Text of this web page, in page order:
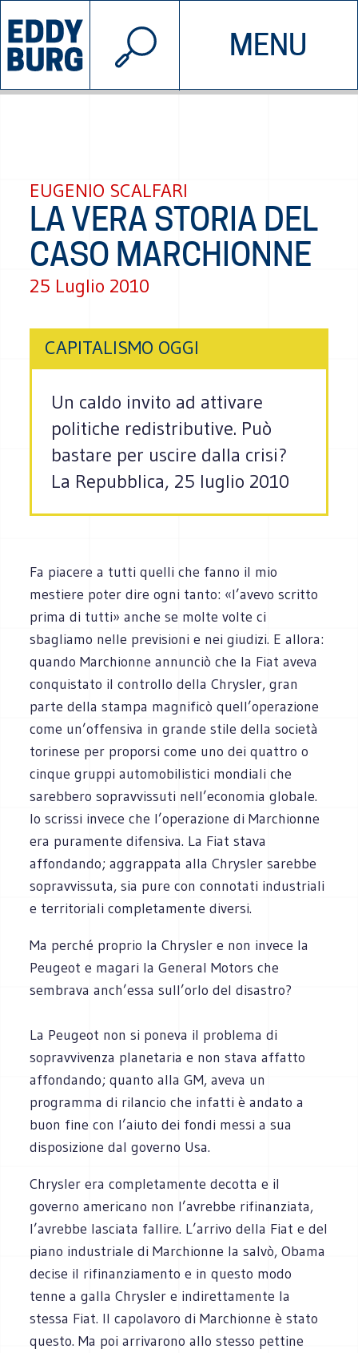
MENU
INIZIATIVE CHI SIAMO
© 2026 EDDYBURG
EUGENIO SCALFARI
LA VERA STORIA DEL
CASO MARCHIONNE
25 Luglio 2010
CAPITALISMO OGGI
Un caldo invito ad attivare
politiche redistributive. Può
bastare per uscire dalla crisi?
La Repubblica, 25 luglio 2010
Fa piacere a tutti quelli che fanno il mio
mestiere poter dire ogni tanto: «l’avevo scritto
prima di tutti» anche se molte volte ci
sbagliamo nelle previsioni e nei giudizi. E allora:
quando Marchionne annunciò che la Fiat aveva
conquistato il controllo della Chrysler, gran
parte della stampa magnificò quell’operazione
come un’offensiva in grande stile della società
torinese per proporsi come uno dei quattro o
cinque gruppi automobilistici mondiali che
sarebbero sopravvissuti nell’economia globale.
Io scrissi invece che l’operazione di Marchionne
era puramente difensiva. La Fiat stava
affondando; aggrappata alla Chrysler sarebbe
sopravvissuta, sia pure con connotati industriali
e territoriali completamente diversi.
Ma perché proprio la Chrysler e non invece la
Peugeot e magari la General Motors che
sembrava anch’essa sull’orlo del disastro?
La Peugeot non si poneva il problema di
sopravvivenza planetaria e non stava affatto
affondando; quanto alla GM, aveva un
programma di rilancio che infatti è andato a
buon fine con l’aiuto dei fondi messi a sua
disposizione dal governo Usa.
Chrysler era completamente decotta e il
governo americano non l’avrebbe rifinanziata,
l’avrebbe lasciata fallire. L’arrivo della Fiat e del
piano industriale di Marchionne la salvò, Obama
decise il rifinanziamento e in questo modo
tenne a galla Chrysler e indirettamente la
stessa Fiat. Il capolavoro di Marchionne è stato
questo. Ma poi arrivarono allo stesso pettine